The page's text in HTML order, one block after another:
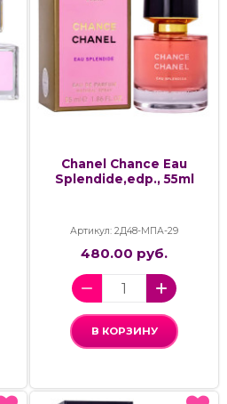
Chanel Chance Eau
Splendide,edp., 55ml
Артикул: 2Д48-МПА-29
480.00 руб.
В КОРЗИНУ